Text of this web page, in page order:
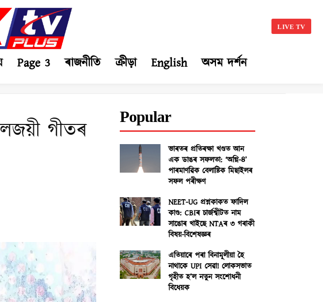
LIVE TV
Page 3 ৰাজনীতি ক্ৰীড়া English অসম দৰ্শন
গীতৰ
Popular
ভাৰতৰ প্ৰতিৰক্ষা খণ্ডত আন
এক ডাঙৰ সফলতা: ‘অগ্নি-৪’
পাৰমাণৱিক বেলাষ্টিক মিছাইলৰ
সফল পৰীক্ষণ
NEET-UG প্ৰশ্নকাকত ফাদিল
কাণ্ড: CBIৰ চাৰ্জশ্বীটত নাম
সাঙোৰ খাইছে NTAৰ ৩ গৰাকী
বিষয়-বিশেষজ্ঞৰ
এতিয়াৰে পৰা বিনামূলীয়া হৈ
নাথাকে UPI সেৱা! লোকসভাত
গৃহীত হ’ল নতুন সংশোধনী
বিধেয়ক